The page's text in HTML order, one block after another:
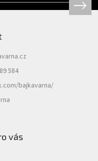
584
bajkavarna/
vás